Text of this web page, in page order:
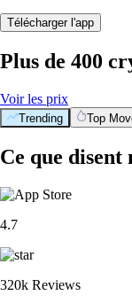
Télécharger l'app
Plus de 400
Voir les prix
Trending Top
Ce que disent
4.7
320k Reviews